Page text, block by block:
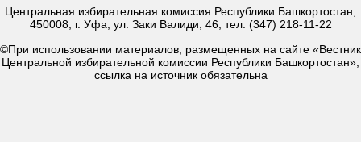
Центральная избирательная комиссия Республики Башкортостан,
450008, г. Уфа, ул. Заки Валиди, 46, тел. (347) 218-11-22
©При использовании материалов, размещенных на сайте «Вестник
Центральной избирательной комиссии Республики Башкортостан»,
ссылка на источник обязательна